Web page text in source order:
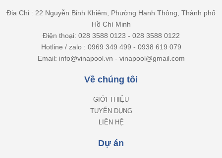
Địa Chỉ : 22 Nguyễn Bỉnh Khiêm, Phường Hạnh Thông, Thành phố
Hồ Chí Minh
Điện thoại: 028 3588 0123 - 028 3588 0122
Hotline / zalo : 0969 349 499 - 0938 619 079
Email: info@vinapool.vn - vinapool@gmail.com
Về chúng tôi
GIỚI THIỆU
TUYỂN DỤNG
LIÊN HỆ
Dự án